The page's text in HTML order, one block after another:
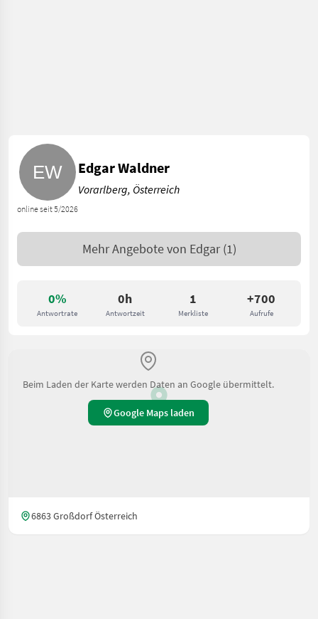
0%
Antwortrate
0h
Antwortzeit
1
Merkliste
+700
Aufrufe
online seit 5/2026
Edgar Waldner
Vorarlberg, Österreich
Mehr Angebote von Edgar (1)
Beim Laden der Karte werden Daten an Google übermittelt.
Google Maps laden
6863 Großdorf Österreich